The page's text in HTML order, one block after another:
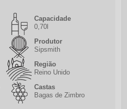
Capacidade
0,70l
Produtor
Sipsmith
Região
Reino Unido
Castas
Bagas de Zimbro